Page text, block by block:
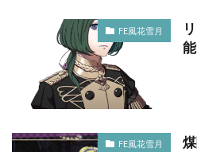
FE風花雪月
FE風花雪月